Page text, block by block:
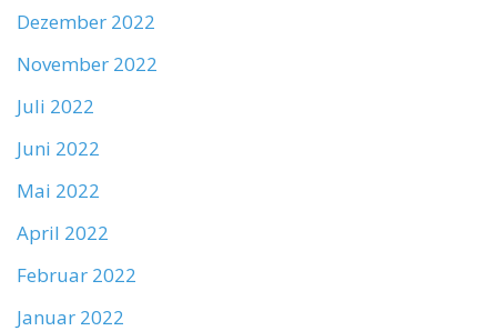
Dezember 2022
November 2022
Juli 2022
Juni 2022
Mai 2022
April 2022
Februar 2022
Januar 2022